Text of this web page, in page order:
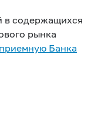
в содержащихся
рынка
Банка